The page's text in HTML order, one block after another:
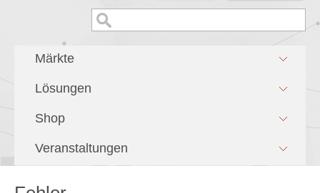
Märkte
Lösungen
Shop
Veranstaltungen